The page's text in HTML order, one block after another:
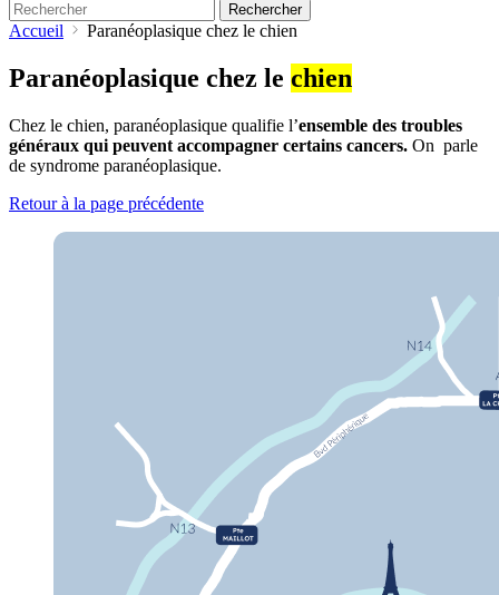
Rechercher
Accueil Paranéoplasique chez le chien
Paranéoplasique chez le chien
Chez le chien, paranéoplasique qualifie l’ensemble des troubles
généraux qui peuvent accompagner certains cancers. On parle
de syndrome paranéoplasique.
Retour à la page précédente